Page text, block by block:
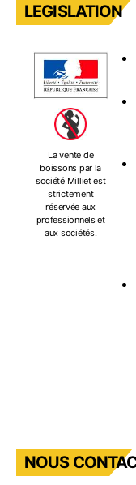
LEGISLATION
La vente de
boissons par la
société Milliet est
strictement
réservée aux
professionnels et
aux sociétés.
NOUS